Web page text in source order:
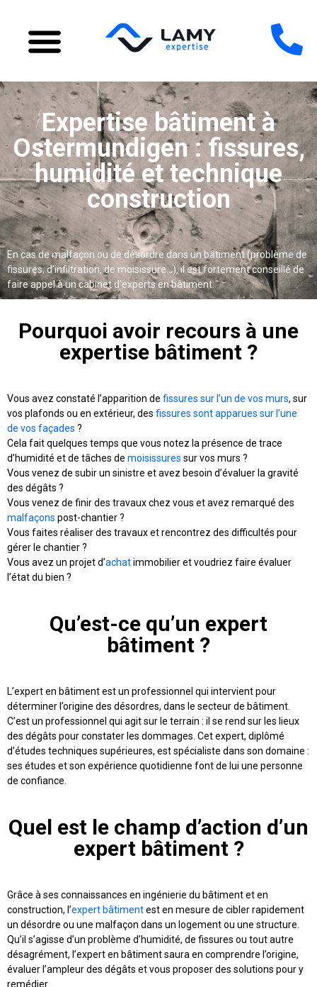
Expertise bâtiment à
Ostermundigen : fissures,
humidité et technique
construction
En cas de malfaçon ou de désordre dans un bâtiment (problème de
fissures, d’infiltration, de moisissure…), il est fortement conseillé de
faire appel à un cabinet d’experts en bâtiment.
Pourquoi avoir recours à une
expertise bâtiment ?
Vous avez constaté l’apparition de fissures sur l’un de vos murs, sur
vos plafonds ou en extérieur, des fissures sont apparues sur l’une
de vos façades ?
Cela fait quelques temps que vous notez la présence de trace
d’humidité et de tâches de moisissures sur vos murs ?
Vous venez de subir un sinistre et avez besoin d’évaluer la gravité
des dégâts ?
Vous venez de finir des travaux chez vous et avez remarqué des
malfaçons post-chantier ?
Vous faites réaliser des travaux et rencontrez des difficultés pour
gérer le chantier ?
Vous avez un projet d’achatimmobilier et voudriez faire évaluer
l’état du bien ?
Qu’est-ce qu’un expert
bâtiment ?
L’expert en bâtiment est un professionnel qui intervient pour
déterminer l’origine des désordres, dans le secteur de bâtiment.
C’est un professionnel qui agit sur le terrain : il se rend sur les lieux
des dégâts pour constater les dommages. Cet expert, diplômé
d’études techniques supérieures, est spécialiste dans son domaine :
ses études et son expérience quotidienne font de lui une personne
de confiance.
Quel est le champ d’action d’un
expert bâtiment ?
Grâce à ses connaissances en ingénierie du bâtiment et en
construction, l’expert bâtimentest en mesure de cibler rapidement
un désordre ou une malfaçon dans un logement ou une structure.
Qu’il s’agisse d’un problème d’humidité, de fissures ou tout autre
désagrément, l’expert en bâtiment saura en comprendre l’origine,
évaluer l’ampleur des dégâts et vous proposer des solutions pour y
remédier.